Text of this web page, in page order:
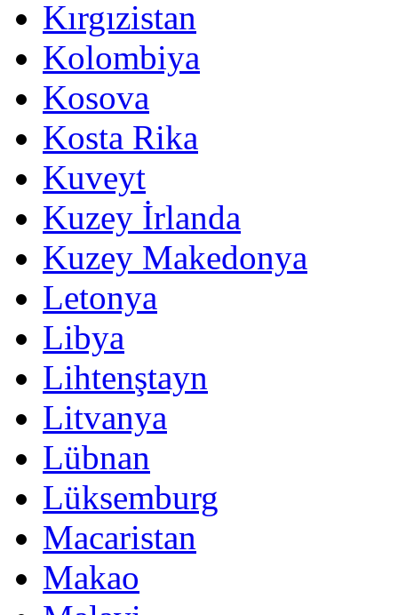
Kırgızistan
Kolombiya
Kosova
Kosta Rika
Kuveyt
Kuzey İrlanda
Kuzey Makedonya
Letonya
Libya
Lihtenştayn
Litvanya
Lübnan
Lüksemburg
Macaristan
Makao